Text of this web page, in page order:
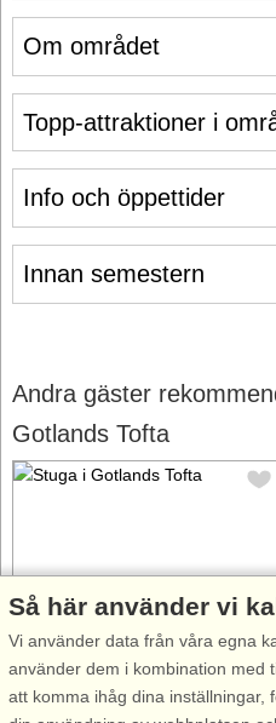
Om området
Info och öppettider
Innan semestern
Topp-attraktioner i
Andra gäster
Gotlands Tofta
Stugnr: 64641
Gotlands Tofta
6 personer, 55 m²
200 m till sjö/hav:.
Så här använder vi
Vi använder data från våra egna
använder dem i kombination med
att komma ihåg dina inställningar,